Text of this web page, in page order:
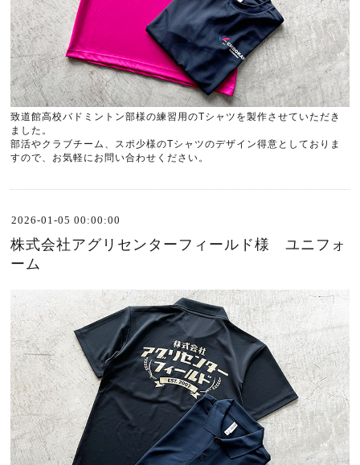
致道館高校バドミントン部様の練習用のTシャツを製作させていただき
ました。
部活やクラブチーム、スポ少様のTシャツのデザイン得意としておりま
すので、お気軽にお問い合わせください。
2026-01-05 00:00:00
株式会社アグリセンターフィールド様 ユニフォ
ーム